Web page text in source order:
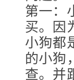
第一：
买。因
小狗都
的小狗
查。并